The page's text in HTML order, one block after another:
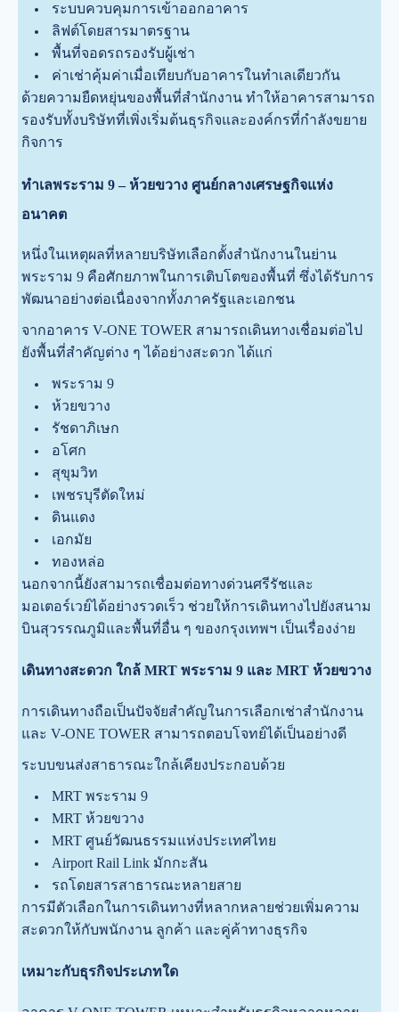
ระบบควบคุมการเข้าออกอาคาร
ลิฟต์โดยสารมาตรฐาน
พื้นที่จอดรถรองรับผู้เช่า
ค่าเช่าคุ้มค่าเมื่อเทียบกับอาคารในทำเลเดียวกัน
ด้วยความยืดหยุ่นของพื้นที่สำนักงาน ทำให้อาคารสามารถ
รองรับทั้งบริษัทที่เพิ่งเริ่มต้นธุรกิจและองค์กรที่กำลังขยาย
กิจการ
ทำเลพระราม 9 – ห้วยขวาง ศูนย์กลางเศรษฐกิจแห่ง
อนาคต
หนึ่งในเหตุผลที่หลายบริษัทเลือกตั้งสำนักงานในย่าน
พระราม 9 คือศักยภาพในการเติบโตของพื้นที่ ซึ่งได้รับการ
พัฒนาอย่างต่อเนื่องจากทั้งภาครัฐและเอกชน
จากอาคาร V-ONE TOWER สามารถเดินทางเชื่อมต่อไป
ยังพื้นที่สำคัญต่าง ๆ ได้อย่างสะดวก ได้แก่
พระราม 9
ห้วยขวาง
รัชดาภิเษก
อโศก
สุขุมวิท
เพชรบุรีตัดใหม่
ดินแดง
เอกมัย
ทองหล่อ
นอกจากนี้ยังสามารถเชื่อมต่อทางด่วนศรีรัชและ
มอเตอร์เวย์ได้อย่างรวดเร็ว ช่วยให้การเดินทางไปยังสนาม
บินสุวรรณภูมิและพื้นที่อื่น ๆ ของกรุงเทพฯ เป็นเรื่องง่าย
เดินทางสะดวก ใกล้ MRT พระราม 9 และ MRT ห้วยขวาง
การเดินทางถือเป็นปัจจัยสำคัญในการเลือกเช่าสำนักงาน
และ V-ONE TOWER สามารถตอบโจทย์ได้เป็นอย่างดี
ระบบขนส่งสาธารณะใกล้เคียงประกอบด้วย
MRT พระราม 9
MRT ห้วยขวาง
MRT ศูนย์วัฒนธรรมแห่งประเทศไทย
Airport Rail Link มักกะสัน
รถโดยสารสาธารณะหลายสาย
การมีตัวเลือกในการเดินทางที่หลากหลายช่วยเพิ่มความ
สะดวกให้กับพนักงาน ลูกค้า และคู่ค้าทางธุรกิจ
เหมาะกับธุรกิจประเภทใด